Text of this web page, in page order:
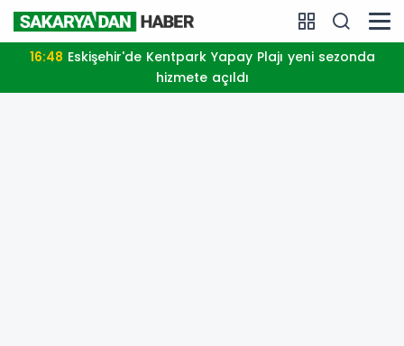
16:48
hizmete açıldı